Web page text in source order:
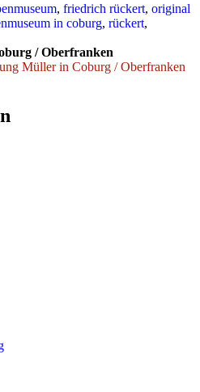
, friedrich rückert, original
in coburg, rückert,
/ Oberfranken
Müller in Coburg / Oberfranken